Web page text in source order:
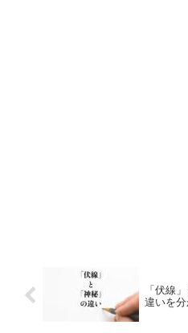
「伏線
違いを